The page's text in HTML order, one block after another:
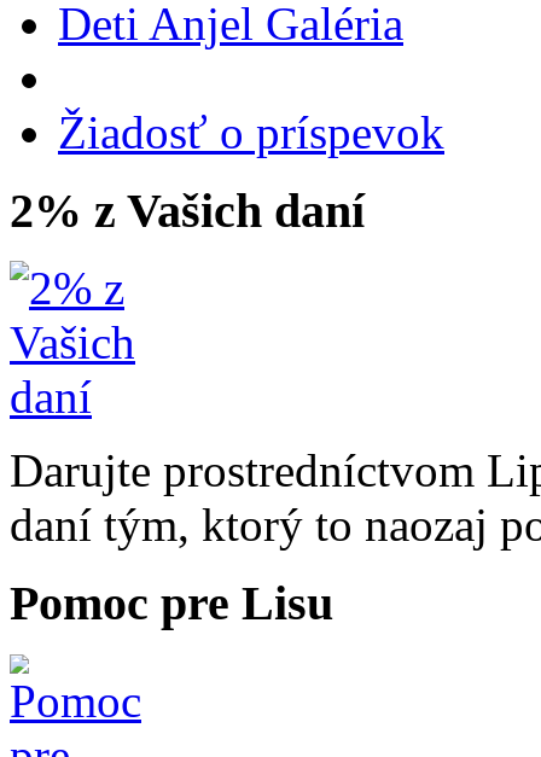
Deti Anjel Galéria
Žiadosť o príspevok
2% z Vašich daní
Darujte prostredníctvom
daní tým, ktorý to naozaj
Pomoc pre Lisu